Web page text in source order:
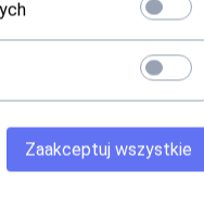
PLN
Zaakceptuj wszystkie